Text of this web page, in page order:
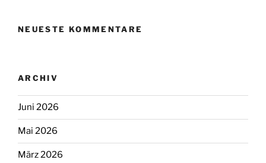
NEUESTE KOMMENTARE
ARCHIV
Juni 2026
Mai 2026
März 2026